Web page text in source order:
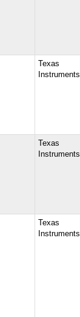
Texas
Instruments
Texas
Instruments
Texas
Instruments